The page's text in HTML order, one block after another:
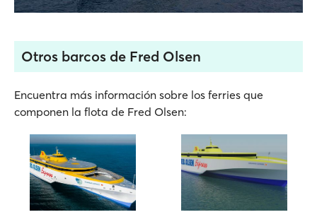
Otros barcos de Fred Olsen
Encuentra más información sobre los ferries que
componen la flota de Fred Olsen: